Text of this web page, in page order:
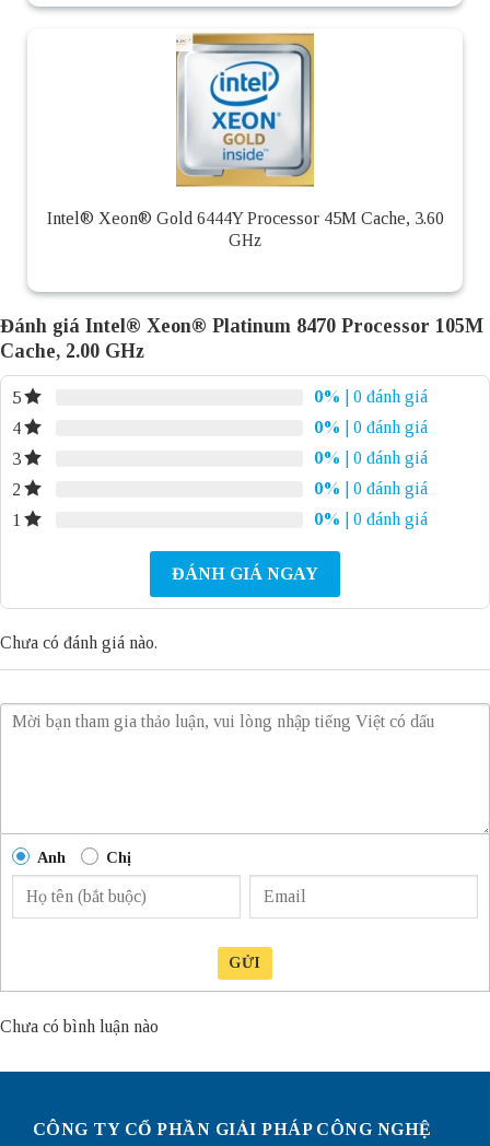
Intel® Xeon® Gold 6444Y Processor 45M Cache, 3.60
GHz
Đánh giá Intel® Xeon® Platinum 8470 Processor 105M
Cache, 2.00 GHz
5 0%
| 0 đánh giá
4
0%
| 0 đánh giá
3
0%
| 0 đánh giá
2
0%
| 0 đánh giá
1
0% | 0 đánh giá
ĐÁNH GIÁ NGAY
Chưa có đánh giá nào.
Anh Chị
GỬI
Chưa có bình luận nào
CÔNG TY CỔ PHẦN GIẢI PHÁP CÔNG NGHỆ